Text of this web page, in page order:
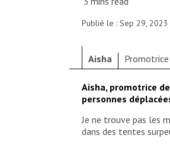
Publié le : Sep 29, 2023
Aisha
Aisha, promotrice
personnes
Je ne trouve pas les
dans des tentes